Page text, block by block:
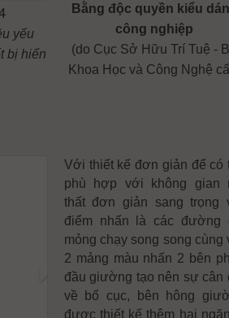
yếu
bị hiển
Bằng độc quyền kiểu
công nghiệp
(do Cục Sở Hữu Trí Tuệ -
Khoa Học và Công Nghệ
Với thiết kế đơn giản để có
phù hợp với không gian
thất đơn giản sang trọng
điểm nhấn là các đường
mỏng chạy song song cùng
2 mảng màu nhấn 2 bên
đầu giường tạo nên sự cân
về bố cục, bên hông
được thiết kế thêm hai